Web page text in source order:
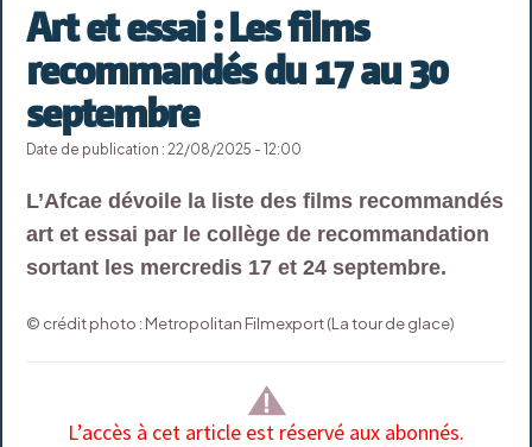
Art et essai : Les films
recommandés du 17 au 30
septembre
Date de publication : 22/08/2025 - 12:00
L’Afcae dévoile la liste des films recommandés
art et essai par le collège de recommandation
sortant les mercredis 17 et 24 septembre.
© crédit photo : Metropolitan Filmexport (La tour de glace)
L’accès à cet article est réservé aux abonnés.